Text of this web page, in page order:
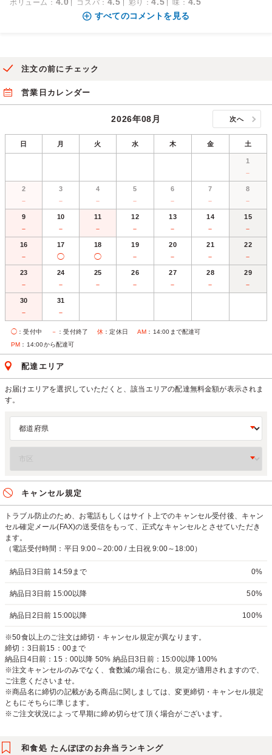
ボリューム ： コスパ ： 彩り ： 味 ：
すべてのコメントを見る
注文の前にチェック
営業日カレンダー
2026年08月 次へ
日 月 火 水 木 金 土
1
－
2
－
3
－
4
－
5
－
6
－
7
－
8
－
9
－
10
－
11
－
12
－
13
－
14
－
15
－
16
－
17
◯
18
◯
19
－
20
－
21
－
22
－
23
－
24
－
25
－
26
－
27
－
28
－
29
－
30
－
31
－
◯ ：受付中 － ：受付終了 休 ：定休日 AM ：14:00まで配達可
PM ：14:00から配達可
配達エリア
お届けエリアを選択していただくと、該当エリアの配達無料金額が表示されま
す。
キャンセル規定
トラブル防止のため、お電話もしくはサイト上でのキャンセル受付後、キャン
セル確定メール(FAX)の送受信をもって、正式なキャンセルとさせていただき
ます。
（電話受付時間：平日 9:00～20:00 / 土日祝 9:00～18:00）
納品日3日前 14:59まで 0%
納品日3日前 15:00以降 50%
納品日2日前 15:00以降 100%
※50食以上のご注文は締切・キャンセル規定が異なります。
締切：3日前15：00まで
納品日4日前：15：00以降 50% 納品日3日前：15:00以降 100%
※注文キャンセルのみでなく、食数減の場合にも、規定が適用されますので、
ご注意くださいませ。
※商品名に締切の記載がある商品に関しましては、変更締切・キャンセル規定
ともにそちらに準じます。
※ご注文状況によって早期に締め切らせて頂く場合がございます。
和食処 たんぽぽのお弁当ランキング